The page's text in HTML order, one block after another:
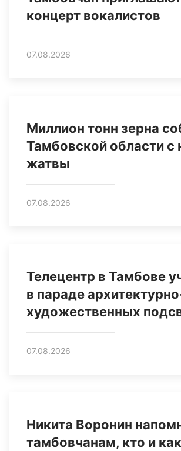
концерт вокалистов
07.08.2026
Миллион тонн зерна
Тамбовской области с
жатвы
07.08.2026
Телецентр в Тамбове
в параде
художественных
07.08.2026
Никита Воронин
тамбовчанам, кто и